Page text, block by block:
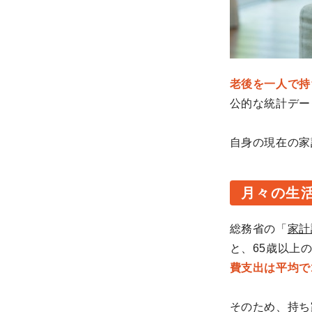
老後を一人で
公的な統計デ
自身の現在の
月々の生
総務省の「 家
と、65歳以上
費支出は平均
そのため、持